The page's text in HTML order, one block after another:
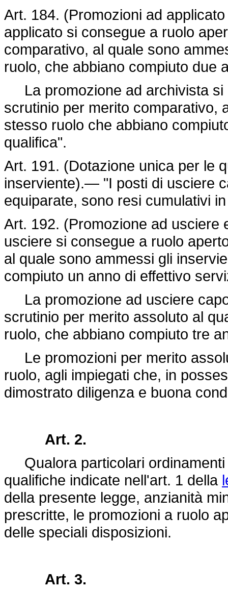
Art. 184. (Promozioni ad
applicato si consegue a ruolo
comparativo, al quale sono
ruolo, che abbiano compiuto due
La promozione ad archivista si
scrutinio per merito comparativo,
stesso ruolo che abbiano
qualifica".
Art. 191. (Dotazione unica per le
inserviente).— "I posti di usciere
equiparate, sono resi cumulativi
Art. 192. (Promozione ad usciere
usciere si consegue a ruolo
al quale sono ammessi gli
compiuto un anno di effettivo
La promozione ad usciere
scrutinio per merito assoluto al
ruolo, che abbiano compiuto tre
Le promozioni per merito
ruolo, agli impiegati che, in
dimostrato diligenza e buona
Art. 2.
Qualora particolari ordinamenti
qualifiche indicate nell'art. 1 della
della presente legge, anzianità
prescritte, le promozioni a ruolo
delle speciali disposizioni.
Art. 3.